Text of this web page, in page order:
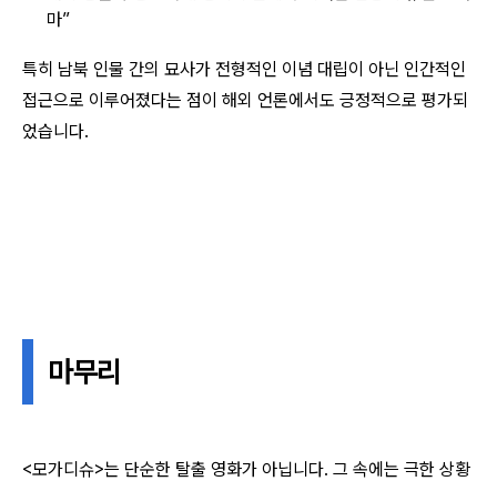
마”
특히 남북 인물 간의 묘사가 전형적인 이념 대립이 아닌 인간적인
접근으로 이루어졌다는 점이 해외 언론에서도 긍정적으로 평가되
었습니다.
마무리
<모가디슈>는 단순한 탈출 영화가 아닙니다. 그 속에는 극한 상황